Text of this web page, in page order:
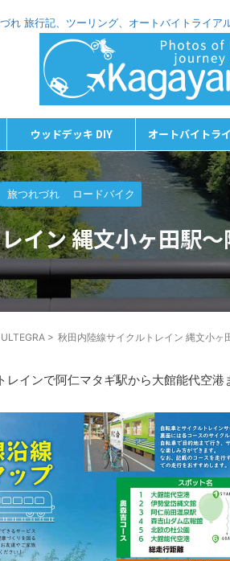
れ 旅行記、ツーリング、オートバイトライア
ウッドデッキ DIY オートバイトラ
旅つれづれ ロードバイク
イン 縄文小ヶ田駅
> 秋田内陸線サイクルトレイン 縄文小ヶ
インで阿仁マタギ駅から大館能代空港